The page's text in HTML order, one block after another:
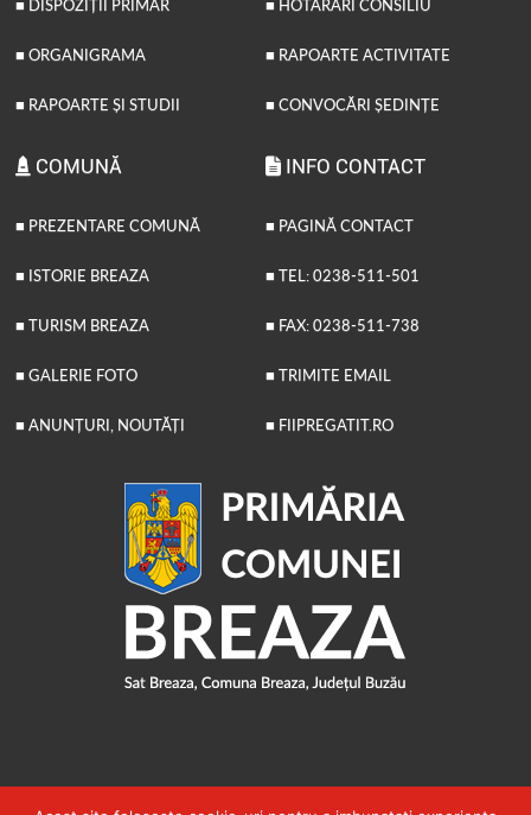
■ DISPOZIȚII PRIMAR
■ ORGANIGRAMA
■ RAPOARTE ȘI STUDII
■ HOTĂRÂRI CONSILIU
■ RAPOARTE ACTIVITATE
■ CONVOCĂRI ȘEDINȚE
COMUNĂ
■ PREZENTARE COMUNĂ
■ ISTORIE BREAZA
■ TURISM BREAZA
■ GALERIE FOTO
■ ANUNȚURI, NOUTĂȚI
INFO CONTACT
■ PAGINĂ CONTACT
■ TEL: 0238-511-501
■ FAX: 0238-511-738
■ TRIMITE EMAIL
■ FIIPREGATIT.RO